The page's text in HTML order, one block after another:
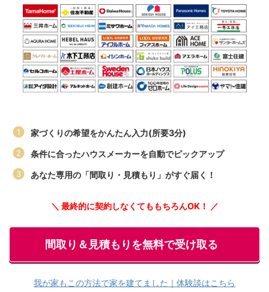
家づくりの希望をかんたん入力(所要3分)
条件に合ったハウスメーカーを自動でピックアップ
あなた専用の「間取り・見積もり」がすぐ届く！
＼ 最終的に契約しなくてももちろんOK！ ／
間取り＆見積もりを無料で受け取る
我が家もこの方法で家を建てました｜体験談はこちら